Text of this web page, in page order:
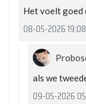
Het voelt goed
08-05-2026 19:08
als we
09-05-2026